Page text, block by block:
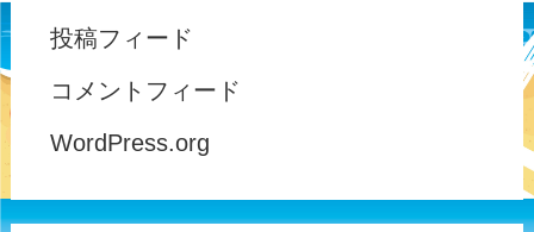
投稿フィード
コメントフィード
WordPress.org